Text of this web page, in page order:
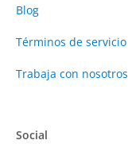
Blog
Términos de servicio
Trabaja con nosotros
Social